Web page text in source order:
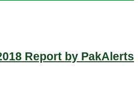
Report by PakAlerts